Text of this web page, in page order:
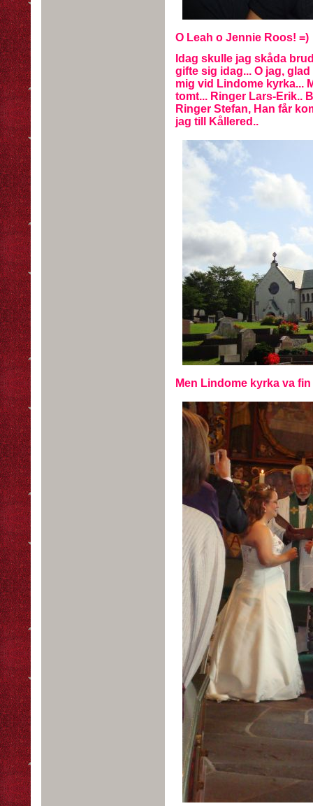
O Leah o Jennie Roos! =)
Idag skulle jag skåda
gifte sig idag... O jag,
mig vid Lindome kyrka...
tomt... Ringer Lars-Erik..
Ringer Stefan, Han får
jag till Kållered..
Men Lindome kyrka va